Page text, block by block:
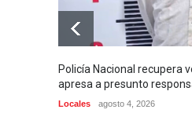
Policía Nacional recupera
apresa a presunto
Locales agosto 4, 2026